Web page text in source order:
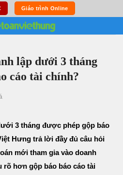
Giáo trình Online
lập dưới 3 tháng
cáo tài chính?
3 tháng được phép gộp báo
Hưng trả lời đầy đủ câu hỏi
mới tham gia vào doanh
rõ hơn gộp báo báo cáo tài